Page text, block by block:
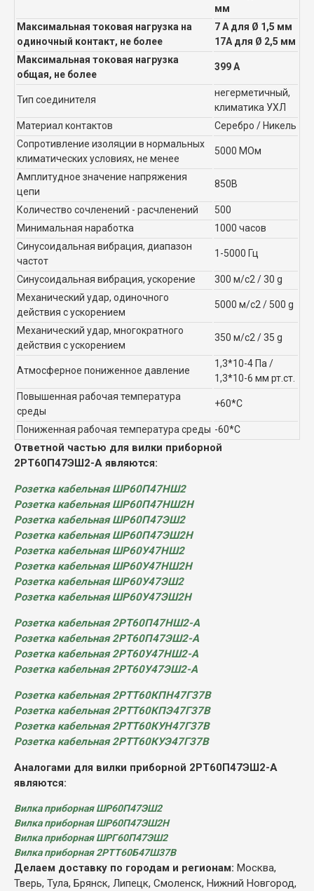
мм
Максимальная токовая нагрузка на
одиночный контакт, не более
7 А для Ø 1,5 мм
17А для Ø 2,5 мм
Максимальная токовая нагрузка
общая, не более
399 А
Тип соединителя
негерметичный,
климатика УХЛ
Материал контактов
Серебро / Никель
Сопротивление изоляции в нормальных
климатических условиях, не менее
5000 МОм
Амплитудное значение напряжения
цепи
850В
Количество сочленений - расчленений
500
Минимальная наработка
1000 часов
Синусоидальная вибрация, диапазон
частот
1-5000 Гц
Синусоидальная вибрация, ускорение
300 м/с2 / 30 g
Механический удар, одиночного
действия с ускорением
5000 м/с2 / 500 g
Механический удар, многократного
действия с ускорением
350 м/с2 / 35 g
Атмосферное пониженное давление
1,3*10-4 Па /
1,3*10-6 мм рт.ст.
Повышенная рабочая температура
среды
+60*С
Пониженная рабочая температура среды -60*С
Ответной частью для вилки приборной
2РТ60П47ЭШ2-А являются:
Розетка кабельная ШР60П47НШ2
Розетка кабельная ШР60П47НШ2Н
Розетка кабельная ШР60П47ЭШ2
Розетка кабельная ШР60П47ЭШ2Н
Розетка кабельная ШР60У47НШ2
Розетка кабельная ШР60У47НШ2Н
Розетка кабельная ШР60У47ЭШ2
Розетка кабельная ШР60У47ЭШ2Н
Розетка кабельная 2РТ60П47НШ2-А
Розетка кабельная 2РТ60П47ЭШ2-А
Розетка кабельная 2РТ60У47НШ2-А
Розетка кабельная 2РТ60У47ЭШ2-А
Розетка кабельная 2РТТ60КПН47Г37В
Розетка кабельная 2РТТ60КПЭ47Г37В
Розетка кабельная 2РТТ60КУН47Г37В
Розетка кабельная 2РТТ60КУЭ47Г37В
Аналогами для вилки приборной 2РТ60П47ЭШ2-А
являются:
Вилка приборная ШР60П47ЭШ2
Вилка приборная ШР60П47ЭШ2Н
Вилка приборная ШРГ60П47ЭШ2
Вилка приборная 2РТТ60Б47Ш37В
Делаем доставку по городам и регионам: Москва,
Тверь, Тула, Брянск, Липецк, Смоленск, Нижний Новгород,